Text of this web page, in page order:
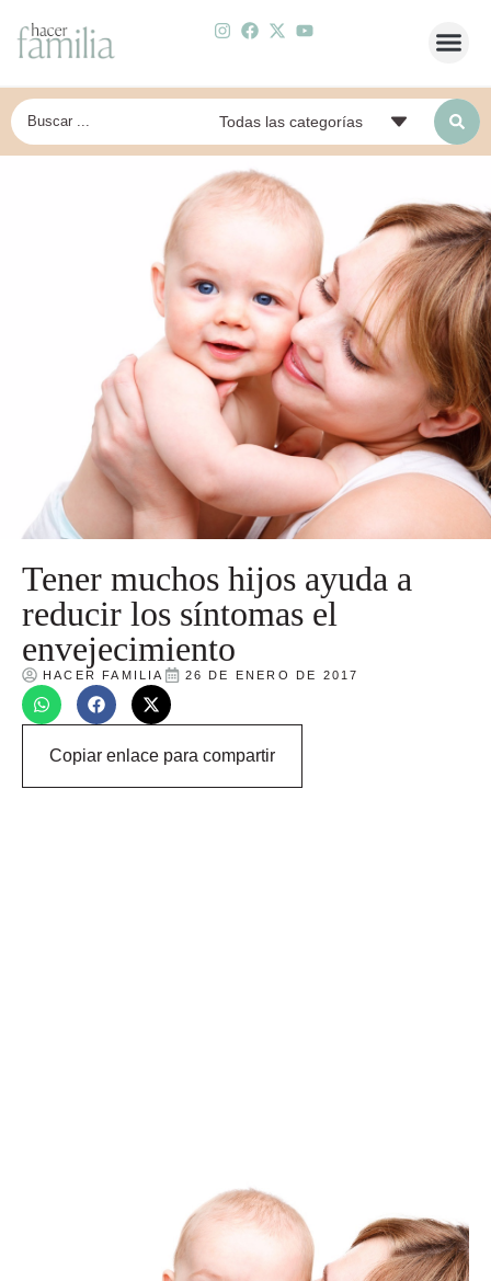
Tener muchos hijos ayuda a
reducir los síntomas el
envejecimiento
HACER FAMILIA 26 DE ENERO DE 2017
Copiar enlace para compartir